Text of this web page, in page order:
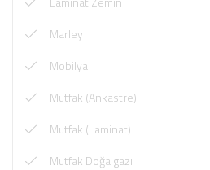
Marley
Mobilya
Mutfak (Ankastre)
Mutfak (Laminat)
Mutfak Doğalgazı